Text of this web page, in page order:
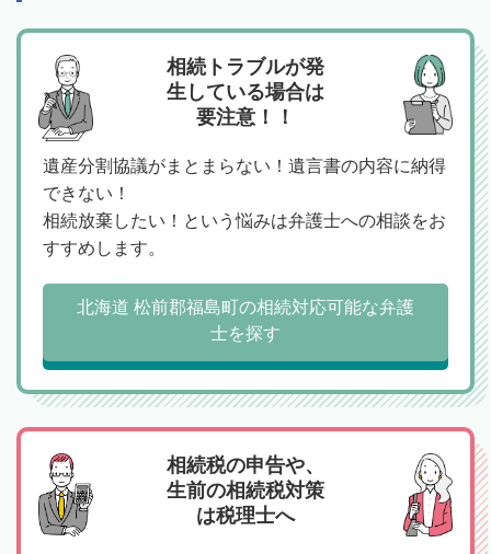
相続トラブルが発
生している場合は
要注意！！
遺産分割協議がまとまらない！遺言書の内容に納得
できない！
相続放棄したい！という悩みは弁護士への相談をお
すすめします。
北海道 松前郡福島町の相続対応可能な弁護
士を探す
相続税の申告や、
生前の相続税対策
は税理士へ